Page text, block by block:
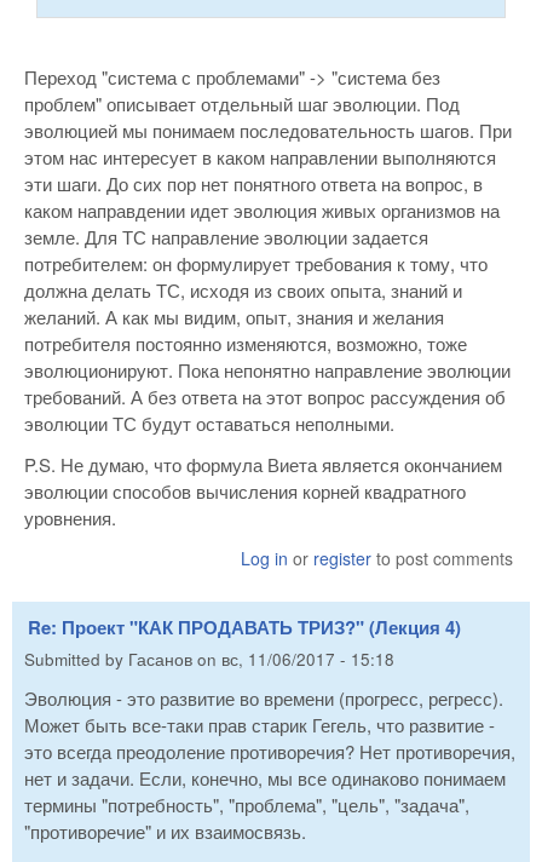
Переход "система с проблемами" -> "система без
проблем" описывает отдельный шаг эволюции. Под
эволюцией мы понимаем последовательность шагов. При
этом нас интересует в каком направлении выполняются
эти шаги. До сих пор нет понятного ответа на вопрос, в
каком направдении идет эволюция живых организмов на
земле. Для ТС направление эволюции задается
потребителем: он формулирует требования к тому, что
должна делать ТС, исходя из своих опыта, знаний и
желаний. А как мы видим, опыт, знания и желания
потребителя постоянно изменяются, возможно, тоже
эволюционируют. Пока непонятно направление эволюции
требований. А без ответа на этот вопрос рассуждения об
эволюции ТС будут оставаться неполными.
P.S. Не думаю, что формула Виета является окончанием
эволюции способов вычисления корней квадратного
уровнения.
Log in or register to post comments
Re: Проект "КАК ПРОДАВАТЬ ТРИЗ?" (Лекция 4)
Submitted by Гасанов on вс, 11/06/2017 - 15:18
Эволюция - это развитие во времени (прогресс, регресс).
Может быть все-таки прав старик Гегель, что развитие -
это всегда преодоление противоречия? Нет противоречия,
нет и задачи. Если, конечно, мы все одинаково понимаем
термины "потребность", "проблема", "цель", "задача",
"противоречие" и их взаимосвязь.